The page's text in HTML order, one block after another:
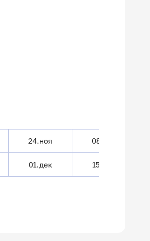
24.ноя 08.дек
01.дек 15.дек